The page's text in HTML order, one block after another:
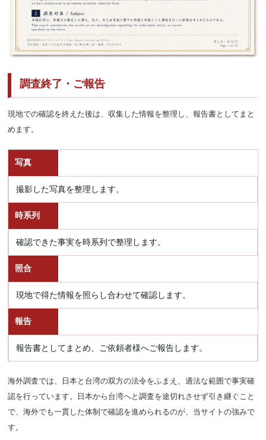
調査終了・ご報告
現地での確認を終えた後は、収集した情報を整理し、報告書としてまと
めます。
写真
撮影した写真を整理します。
時系列
確認できた事実を時系列で整理します。
照合
現地で得た情報を照らし合わせて確認します。
報告
報告書としてまとめ、ご依頼者様へご報告します。
海外調査では、日本と台湾の双方の法令をふまえ、適法な範囲で事実確
認を行っています。日本から台湾へと調査を途切れさせず引き継ぐこと
で、海外でも一貫した体制で確認を進められるのが、当サイトの強みで
す。